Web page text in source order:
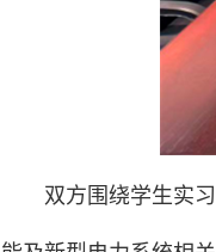
双方围绕学生实